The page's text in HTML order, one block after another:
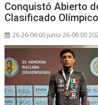
Conquistó Abierto
Clasificado
26 26-06:00 junio 26-06:00